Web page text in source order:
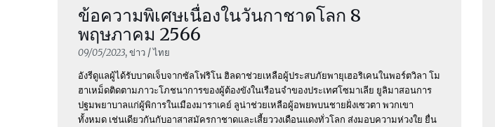
ข้อความพิเศษเนื่องในวันกาชาดโลก 8
พฤษภาคม 2566
09/05/2023, ข่าว / ไทย
อังรีดูแลผู้ได้รับบาดเจ็บจากซัลโฟริโน ฮิลดาช่วยเหลือผู้ประสบภัยพายุเฮอริเคนในพอร์ตวิลา โม
ฮาเหม็ดติดตามภาวะโภชนาการของผู้ต้องขังในเรือนจำของประเทศโซมาเลีย ยูลิมาสอนการ
ปฐมพยาบาลแก่ผู้พิการในเมืองมาราเคย์ ลูน่าช่วยเหลือผู้อพยพบนชายฝั่งเซวตา พวกเขา
ทั้งหมด เช่นเดียวกันกับอาสาสมัครกาชาดและเสี้ยววงเดือนแดงทั่วโลก ส่งมอบความห่วงใย ยื่น